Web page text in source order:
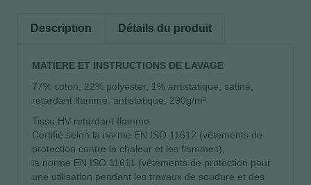
Description Détails du produit
MATIERE ET INSTRUCTIONS DE LAVAGE
77% coton, 22% polyester, 1% antistatique, satiné,
retardant flamme, antistatique, 290g/m²
Tissu HV retardant flamme.
Certifié selon la norme EN ISO 11612 (vêtements de
protection contre la chaleur et les flammes),
la norme EN ISO 11611 (vêtements de protection pour
une utilisation pendant les travaux de soudure et des